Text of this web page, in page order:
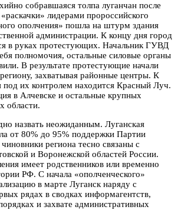
собравшаяся толпа луганчан после
лидерами пророссийского
ополчения» пошла на штурм здания
администрации. К концу дня город
в руках протестующих. Начальник ГУВД
полномочия, остальные силовые органы
В результате протестующие начали
захватывая районные центры. К
под их контролем находится Красный Луч.
в Алчевске и остальные крупных
области.
назвать неожиданным. Луганская
от 80% до 95% поддержки Партии
региона тесно связаны с
и Воронежской областей России.
имеет родственников или временно
РФ. С начала «ополченческого»
в марте Луганск наряду с
рядах в сводках информагентств,
и захвате административных